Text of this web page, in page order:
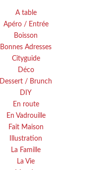
A table
Apéro / Entrée
Boisson
Bonnes Adresses
Cityguide
Déco
Dessert / Brunch
DIY
En route
En Vadrouille
Fait Maison
Illustration
La Famille
La Vie